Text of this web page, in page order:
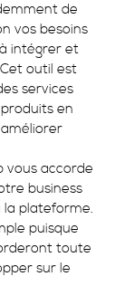
de
vos besoins
intégrer et
outil est
services
en
vous accorde
business
la plateforme.
puisque
toute
sur le